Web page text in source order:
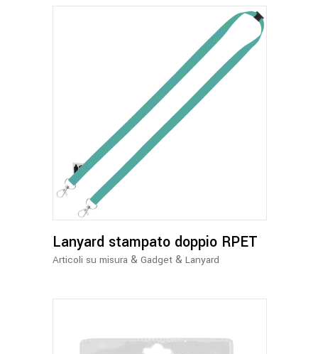
Lanyard stampato doppio RPET
Articoli su misura & Gadget & Lanyard